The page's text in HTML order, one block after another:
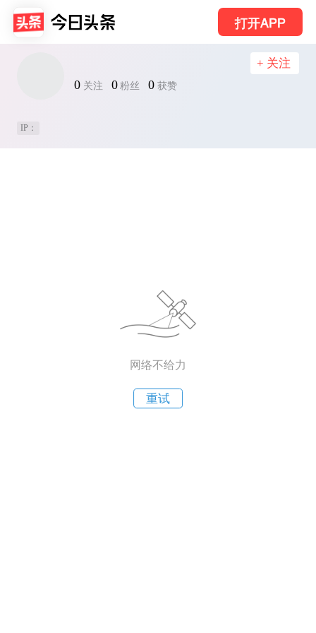
打开APP
0 关注 0 粉丝 0 获赞
+ 关注
IP：
网络不给力
重试